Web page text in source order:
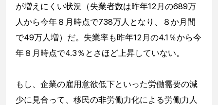
が増えにくい状況（失業者数は昨年12月の689万
人から今年８月時点で738万人となり、８か月間
で49万人増）だ。失業率も昨年12月の4.1％から今
年８月時点で4.3％とさほど上昇していない。
もし、企業の雇用意欲低下といった労働需要の減
少に見合って、移民の非労働力化による労働力人